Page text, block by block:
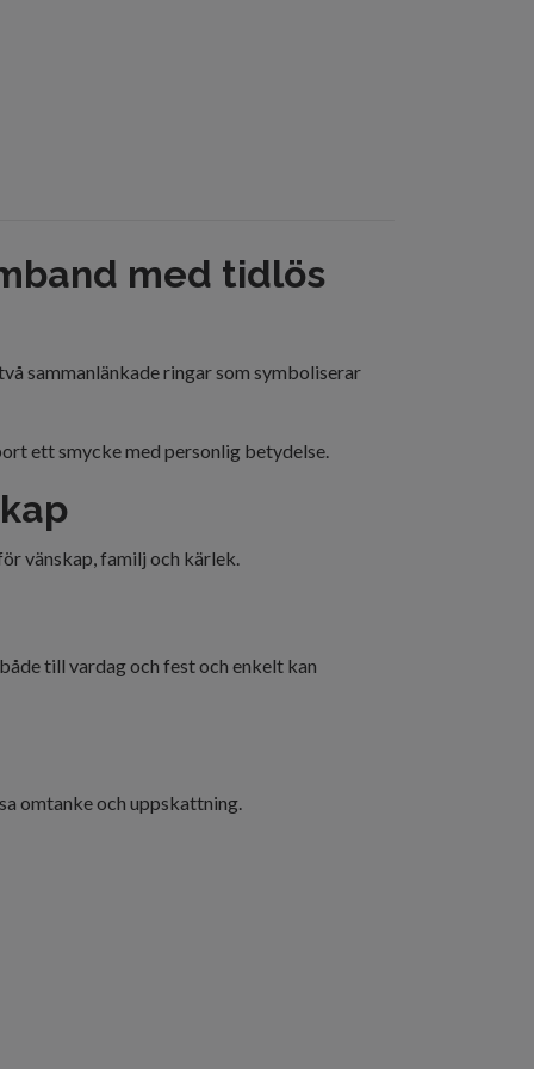
med tidlös
sammanlänkade ringar som symboliserar
ett smycke med personlig betydelse.
vänskap, familj och kärlek.
till vardag och fest och enkelt kan
omtanke och uppskattning.